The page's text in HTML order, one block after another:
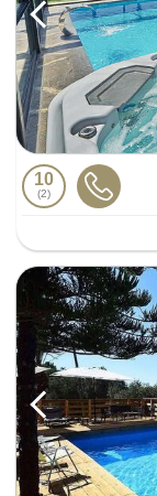
10
2